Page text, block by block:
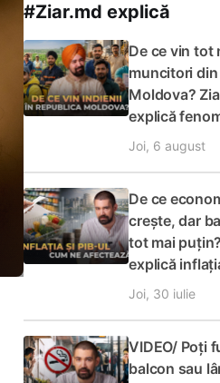
#Ziar.md explică
De ce vin tot
muncitori din
Moldova?
explică
Joi, 6 august
De ce
crește, dar
tot mai
explică
Joi, 30 iulie
VIDEO/ Poți
balcon sau